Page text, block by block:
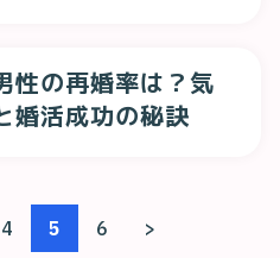
性の再婚率は？気
婚活成功の秘訣
4 5 6 >